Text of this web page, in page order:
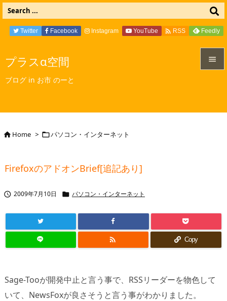
プラスα空間
ブログ in お市 のーと

Twitter Facebook Instagram YouTube  RSS Feedly
Home > パソコン・インターネット
FirefoxのアドオンBrief[追記あり]
 2009年7月10日  パソコン・インターネット
 Copy
Sage-Tooが開発中止と言う事で、RSSリーダーを物色して
いて、NewsFoxが良さそうと言う事がわかりました。